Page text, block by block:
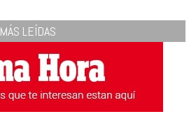
MÁS LEÍDAS